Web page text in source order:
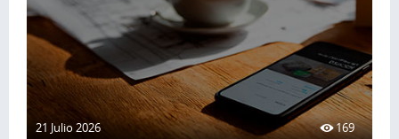
21 Julio 2026 169